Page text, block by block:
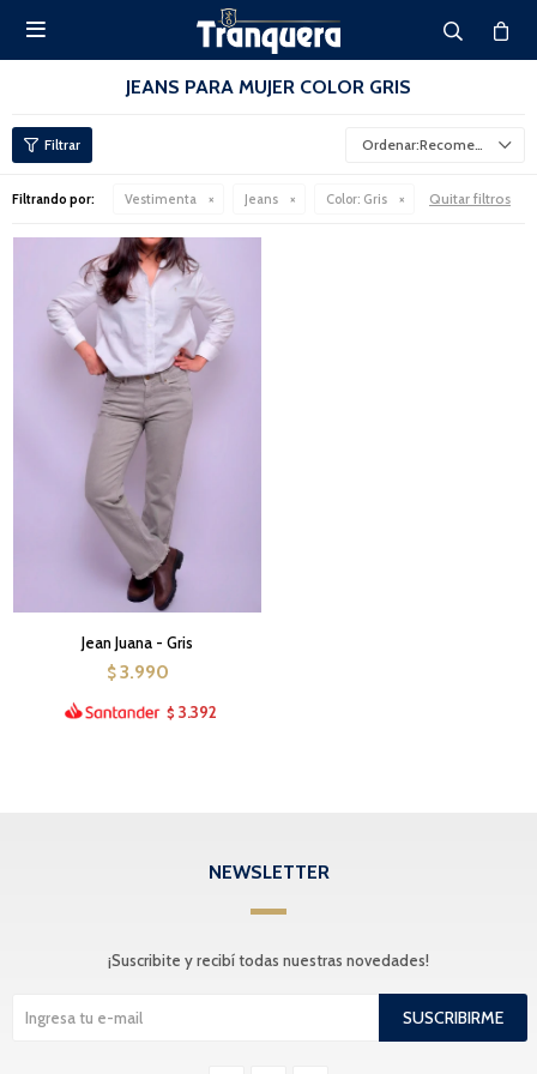

JEANS PARA MUJER COLOR GRIS
Recomendados
Filtrando por: Vestimenta Jeans Color: Gris Quitar filtros
Jean Juana - Gris
$ 3.990
$ 3.392
NEWSLETTER
¡Suscribite y recibí todas nuestras novedades!
SUSCRIBIRME